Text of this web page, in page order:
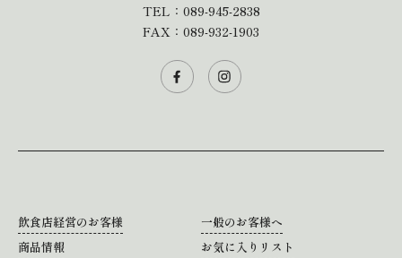
TEL： 089-945-2838
FAX：089-932-1903
飲食店経営のお客様
一般のお客様へ
商品情報
お気に入りリスト